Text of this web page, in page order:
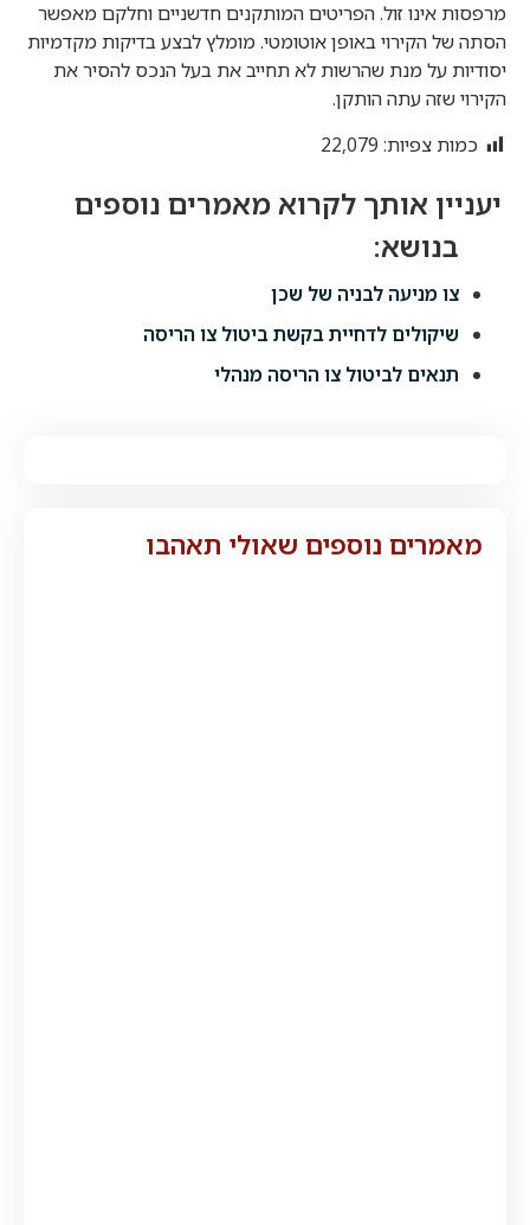
מאמרים נוספים שאולי תאהבו
מרפסות אינו זול. הפריטים המותקנים חדשניים וחלקם מאפשר
הסתה של הקירוי באופן אוטומטי. מומלץ לבצע בדיקות מקדמיות
יסודיות על מנת שהרשות לא תחייב את בעל הנכס להסיר את
הקירוי שזה עתה הותקן.
כמות צפיות: 22,079
צו מניעה לבניה של שכן
שיקולים לדחיית בקשת ביטול צו הריסה
תנאים לביטול צו הריסה מנהלי